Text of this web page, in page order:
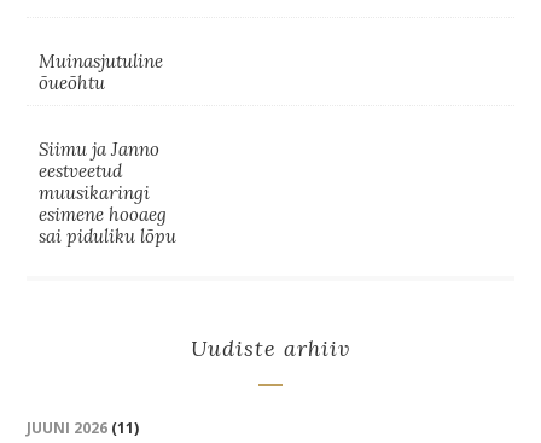
Muinasjutuline
õueõhtu
Siimu ja Janno
eestveetud
muusikaringi
esimene hooaeg
sai piduliku lõpu
Uudiste arhiiv
JUUNI 2026 (11)